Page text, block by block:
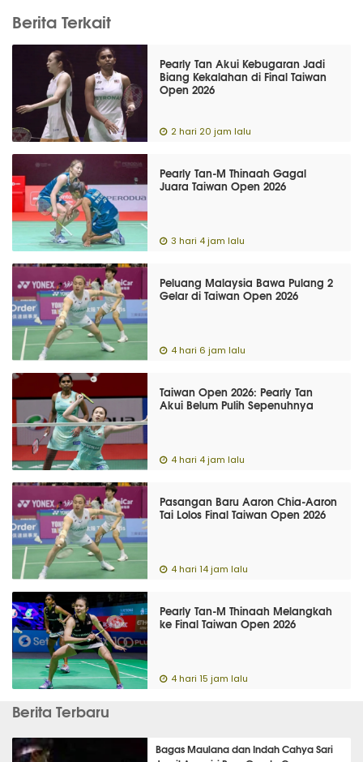
Berita Terkait
Pearly Tan Akui Kebugaran Jadi
Biang Kekalahan di Final Taiwan
Open 2026
2 hari 20 jam lalu
Pearly Tan-M Thinaah Gagal
Juara Taiwan Open 2026
3 hari 4 jam lalu
Peluang Malaysia Bawa Pulang 2
Gelar di Taiwan Open 2026
4 hari 6 jam lalu
Taiwan Open 2026: Pearly Tan
Akui Belum Pulih Sepenuhnya
4 hari 4 jam lalu
Pasangan Baru Aaron Chia-Aaron
Tai Lolos Final Taiwan Open 2026
4 hari 14 jam lalu
Pearly Tan-M Thinaah Melangkah
ke Final Taiwan Open 2026
4 hari 15 jam lalu
Berita Terbaru
Bagas Maulana dan Indah Cahya Sari